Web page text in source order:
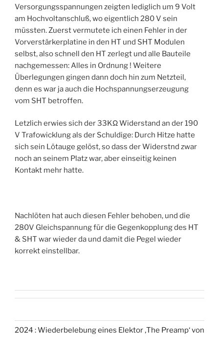
Versorgungsspannungen zeigten lediglich um 9 Volt
am Hochvoltanschluß, wo eigentlich 280 V sein
müssten. Zuerst vermutete ich einen Fehler in der
Vorverstärkerplatine in den HT und SHT Modulen
selbst, also schnell den HT zerlegt und alle Bauteile
nachgemessen: Alles in Ordnung ! Weitere
Überlegungen gingen dann doch hin zum Netzteil,
denn es war ja auch die Hochspannungserzeugung
vom SHT betroffen.
Letzlich erwies sich der 33KΩ Widerstand an der 190
V Trafowicklung als der Schuldige: Durch Hitze hatte
sich sein Lötauge gelöst, so dass der Widerstnd zwar
noch an seinem Platz war, aber einseitig keinen
Kontakt mehr hatte.
Nachlöten hat auch diesen Fehler behoben, und die
280V Gleichspannung für die Gegenkopplung des HT
& SHT war wieder da und damit die Pegel wieder
korrekt einstellbar.
2024 : Wiederbelebung eines Elektor ‚The Preamp‘ von